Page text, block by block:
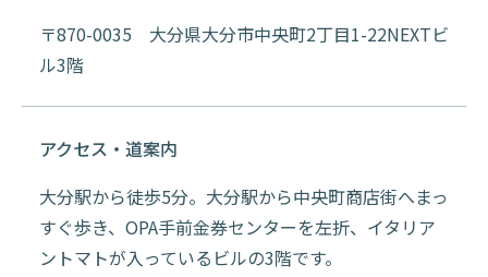
〒870-0035 大分県大分市中央町2丁目1-22NEXTビ
ル3階
アクセス・道案内
大分駅から徒歩5分。大分駅から中央町商店街へまっ
すぐ歩き、OPA手前金券センターを左折、イタリア
ントマトが入っているビルの3階です。